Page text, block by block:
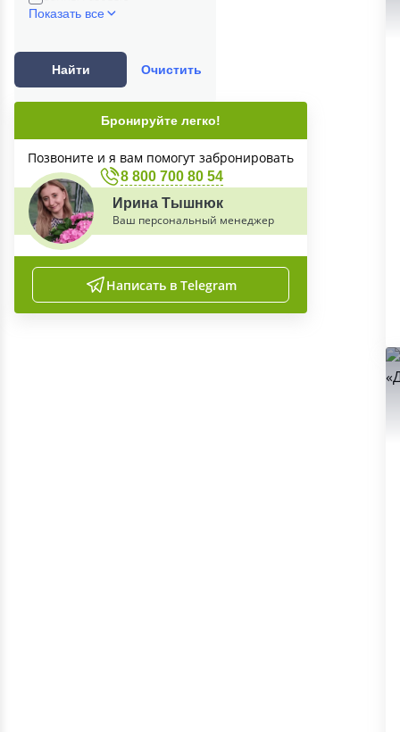
Показать все
Найти Очистить
Бронируйте легко!
Позвоните и я вам помогут забронировать
8 800 700 80 54
Ирина Тышнюк
Ваш персональный менеджер
Написать в Telegram